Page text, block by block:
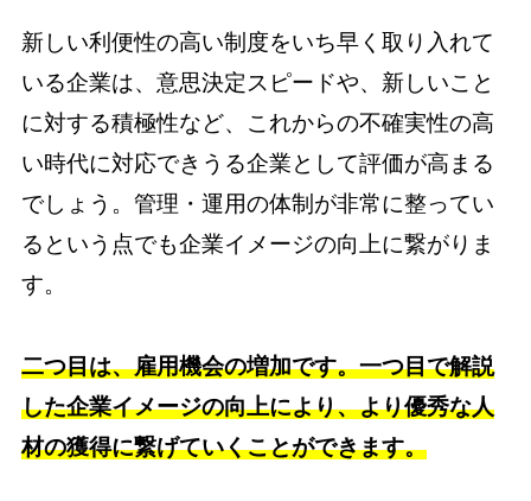
新しい利便性の高い制度をいち早く取り入れて
いる企業は、意思決定スピードや、新しいこと
に対する積極性など、これからの不確実性の高
い時代に対応できうる企業として評価が高まる
でしょう。管理・運用の体制が非常に整ってい
るという点でも企業イメージの向上に繋がりま
す。
二つ目は、雇用機会の増加です。一つ目で解説
した企業イメージの向上により、より優秀な人
材の獲得に繋げていくことができます。